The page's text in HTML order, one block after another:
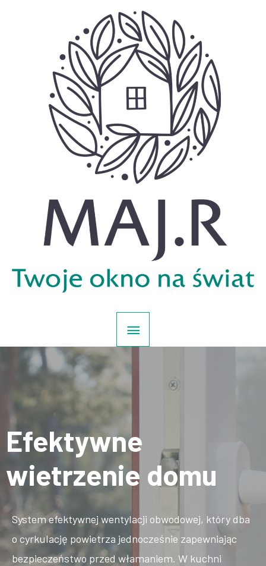
Efektywne
wietrzenie domu
System efektywnej wentylacji obwodowej, który dba
o cyrkulację powietrza jednocześnie zapewniając
bezpieczeństwo przed włamaniem. W kuchni